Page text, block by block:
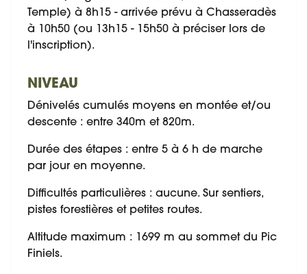
Temple) à 8h15 - arrivée prévu à Chasseradès
à 10h50 (ou 13h15 - 15h50 à préciser lors de
l'inscription).
NIVEAU
Dénivelés cumulés moyens en montée et/ou
descente : entre 340m et 820m.
Durée des étapes : entre 5 à 6 h de marche
par jour en moyenne.
Difficultés particulières : aucune. Sur sentiers,
pistes forestières et petites routes.
Altitude maximum : 1699 m au sommet du Pic
Finiels.